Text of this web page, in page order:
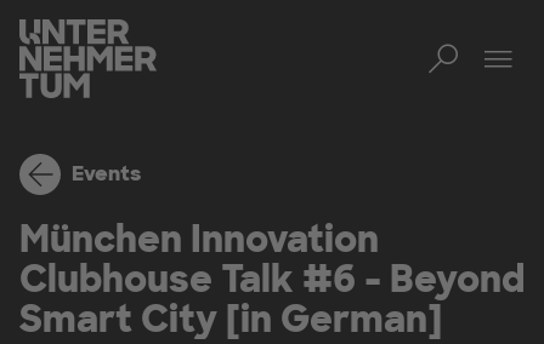
Events
München Innovation
Clubhouse Talk #6 - Beyond
Smart City [in German]